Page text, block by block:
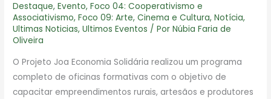
Destaque,Evento,Foco 04: Cooperativismo e
Associativismo,Foco 09: Arte, Cinema e Cultura,Notícia,
Ultimas Noticias,Ultimos Eventos / PorNúbia Faria de
Oliveira
O Projeto Joa Economia Solidária realizou um programa
completo de oficinas formativas com o objetivo de
capacitar empreendimentos rurais, artesãos e produtores